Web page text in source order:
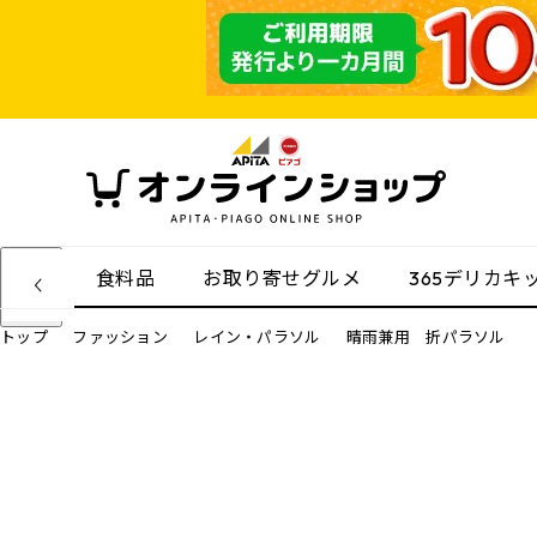
食料品 お取り寄せグルメ 365デリカキ
トップ ファッション レイン・パラソル 晴雨兼用 折パラソル